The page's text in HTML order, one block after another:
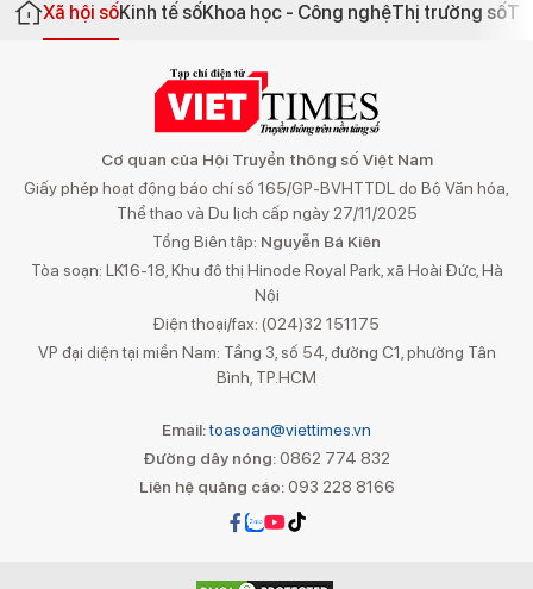
Xã hội sốKinh tế sốKhoa học - Công nghệThị trường số
Cơ quan của Hội Truyền thông số Việt Nam
Giấy phép hoạt động báo chí số 165/GP-BVHTTDL do Bộ Văn hóa,
Thể thao và Du lịch cấp ngày 27/11/2025
Tổng Biên tập: Nguyễn Bá Kiên
Tòa soạn: LK16-18, Khu đô thị Hinode Royal Park, xã Hoài Đức, Hà
Nội
Điện thoại/fax: (024)32 151175
VP đại diện tại miền Nam: Tầng 3, số 54, đường C1, phường Tân
Bình, TP.HCM
Email:toasoan@viettimes.vn
Đường dây nóng: 0862 774 832
Liên hệ quảng cáo:093 228 8166